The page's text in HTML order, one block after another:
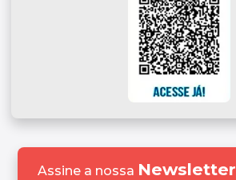
Assine a nossa Newsletter